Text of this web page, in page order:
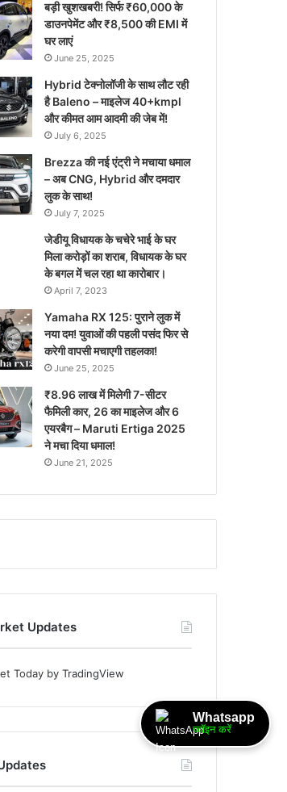
बड़ी खुशखबरी! सिर्फ ₹60,000 के
डाउनपेमेंट और ₹8,500 की EMI में
घर लाएं
June 25, 2025
Hybrid टेक्नोलॉजी के साथ लौट रही
है Baleno – माइलेज 40+kmpl
और कीमत आम आदमी की जेब में!
July 6, 2025
Brezza की नई एंट्री ने मचाया धमाल
– अब CNG, Hybrid और दमदार
लुक के साथ!
July 7, 2025
जेडीयू विधायक के चचेरे भाई के घर
मिला करोड़ों का शराब, विधायक के घर
के बगल में चल रहा था कारोबार।
April 7, 2023
Yamaha RX 125: पुराने लुक में
नया दम! युवाओं की पहली पसंद फिर से
करेगी वापसी मचाएगी तहलका!
June 25, 2025
₹8.96 लाख में मिलेगी 7-सीटर
फैमिली कार, 26 का माइलेज और 6
एयरबैग – Maruti Ertiga 2025
ने मचा दिया धमाल!
June 21, 2025
Updates
Today by TradingView
Whatsapp
ज्वॉइन करें